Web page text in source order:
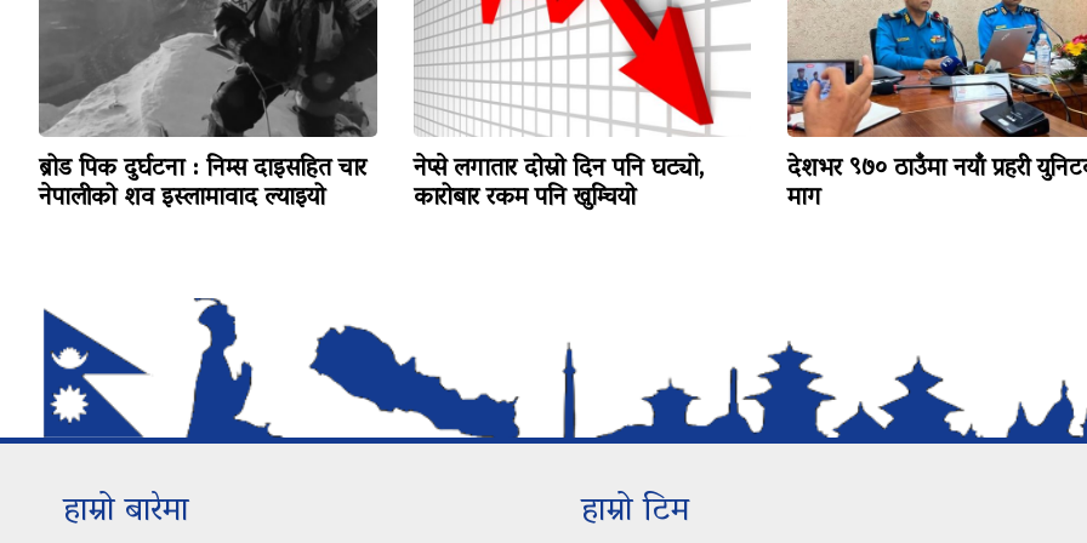
ब्रोड पिक दुर्घटना : निम्स दाइसहित चार
नेपालीको शव इस्लामावाद ल्याइयो
नेप्से लगातार दोस्रो दिन पनि घट्यो,
कारोबार रकम पनि खुम्चियो
देशभर ९७० ठाउँमा नयाँ प्रहरी
माग
हाम्रो बारेमा हाम्रो टिम